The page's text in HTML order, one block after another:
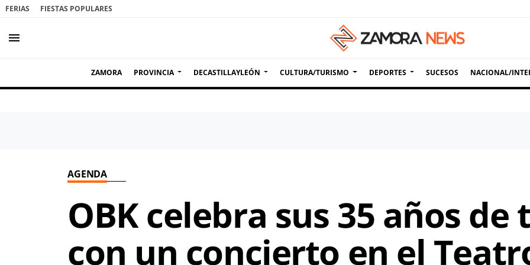
FERIAS FIESTAS POPULARES
menu
ZAMORA PROVINCIA DECASTILLAYLEÓN CULTURA/TURISMO DEPORTES SUCESOS NACIONAL/
AGENDA
OBK celebra sus 35 años
con un concierto en el